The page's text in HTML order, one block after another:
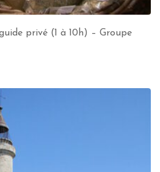
privé (1 à 10h) – Groupe
: